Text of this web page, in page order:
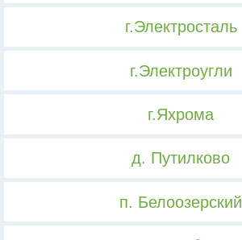
г.Электросталь
г.Электроугли
г.Яхрома
д. Путилково
п. Белоозерский